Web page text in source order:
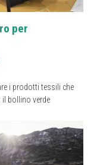
per
i prodotti tessili che
bollino verde